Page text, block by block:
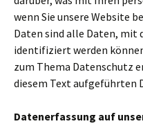
wenn Sie unsere Website
Daten sind alle Daten, mit
identifiziert werden
zum Thema Datenschutz
diesem Text aufgeführten
Datenerfassung auf